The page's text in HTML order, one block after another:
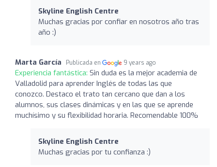
Skyline English Centre
Muchas gracias por confiar en nosotros año tras
año :)
Marta García Publicada en 9 years ago
Experiencia fantástica: Sin duda es la mejor academia de
Valladolid para aprender Inglés de todas las que
conozco. Destaco el trato tan cercano que dan a los
alumnos, sus clases dinámicas y en las que se aprende
muchísimo y su flexibilidad horaria. Recomendable 100%
Skyline English Centre
Muchas gracias por tu confianza :)